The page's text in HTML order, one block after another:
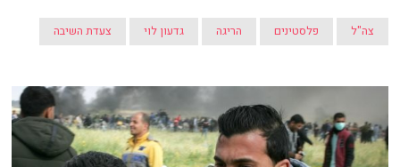
צה"ל פלסטינים הריגה גדעון לוי צעדת השיבה